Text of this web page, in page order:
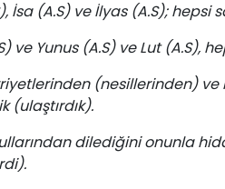
İsa (A.S) ve İlyas (A.S); hepsi
ve Yunus (A.S) ve Lut (A.S),
(nesillerinden) ve
(ulaştırdık).
dilediğini onunla